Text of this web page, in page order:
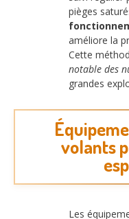
pièges
améliore la
Cette
notable des
grandes
volants
Les